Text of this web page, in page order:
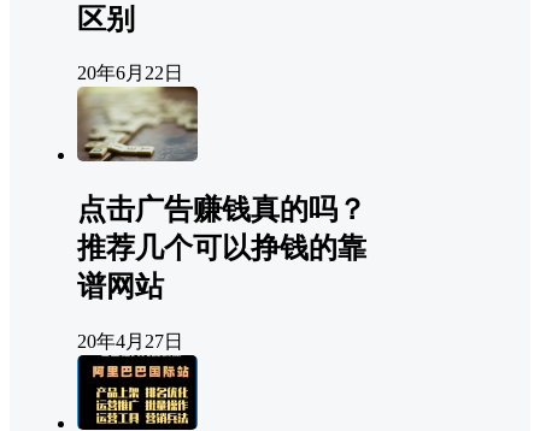
区别
20年6月22日
点击广告赚钱真的吗？
推荐几个可以挣钱的靠
谱网站
20年4月27日